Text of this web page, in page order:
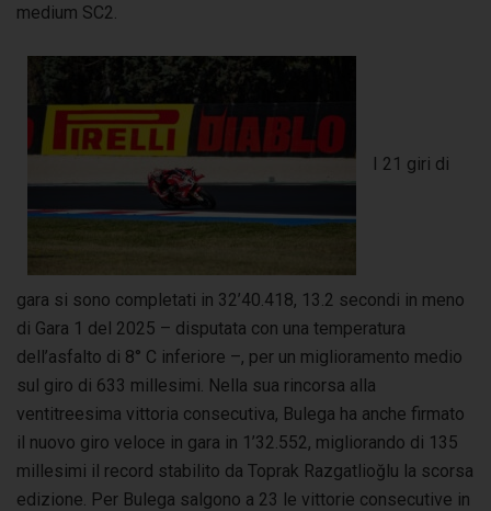
medium SC2.
I 21 giri di
gara si sono completati in 32’40.418, 13.2 secondi in meno
di Gara 1 del 2025 – disputata con una temperatura
dell’asfalto di 8° C inferiore –, per un miglioramento medio
sul giro di 633 millesimi. Nella sua rincorsa alla
ventitreesima vittoria consecutiva, Bulega ha anche firmato
il nuovo giro veloce in gara in 1’32.552, migliorando di 135
millesimi il record stabilito da Toprak Razgatlioğlu la scorsa
edizione. Per Bulega salgono a 23 le vittorie consecutive in